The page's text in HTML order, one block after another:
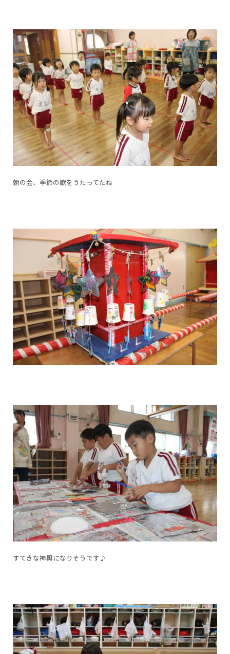
朝の会、季節の歌をうたってたね
すてきな神輿になりそうです♪